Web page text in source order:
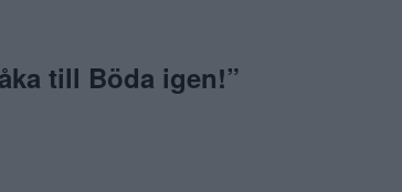
till Böda igen!”